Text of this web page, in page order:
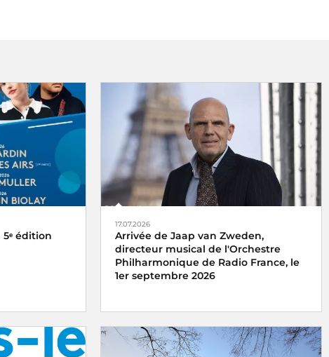
5ᵉ édition
17.07.2026
Arrivée de Jaap van Zweden,
directeur musical de l'Orchestre
Philharmonique de Radio France, le
1er septembre 2026